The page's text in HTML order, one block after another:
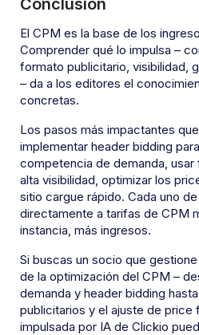
El CPM es la base de los
Comprender qué lo impulsa –
formato publicitario, visibilidad,
– da a los editores el
concretas.
Los pasos más impactantes
implementar header bidding
competencia de demanda,
alta visibilidad, optimizar los
sitio cargue rápido. Cada uno
directamente a tarifas de CPM
instancia, más ingresos.
Si buscas un socio que
de la optimización del CPM –
demanda y header bidding
publicitarios y el ajuste de price
impulsada por IA de Clickio